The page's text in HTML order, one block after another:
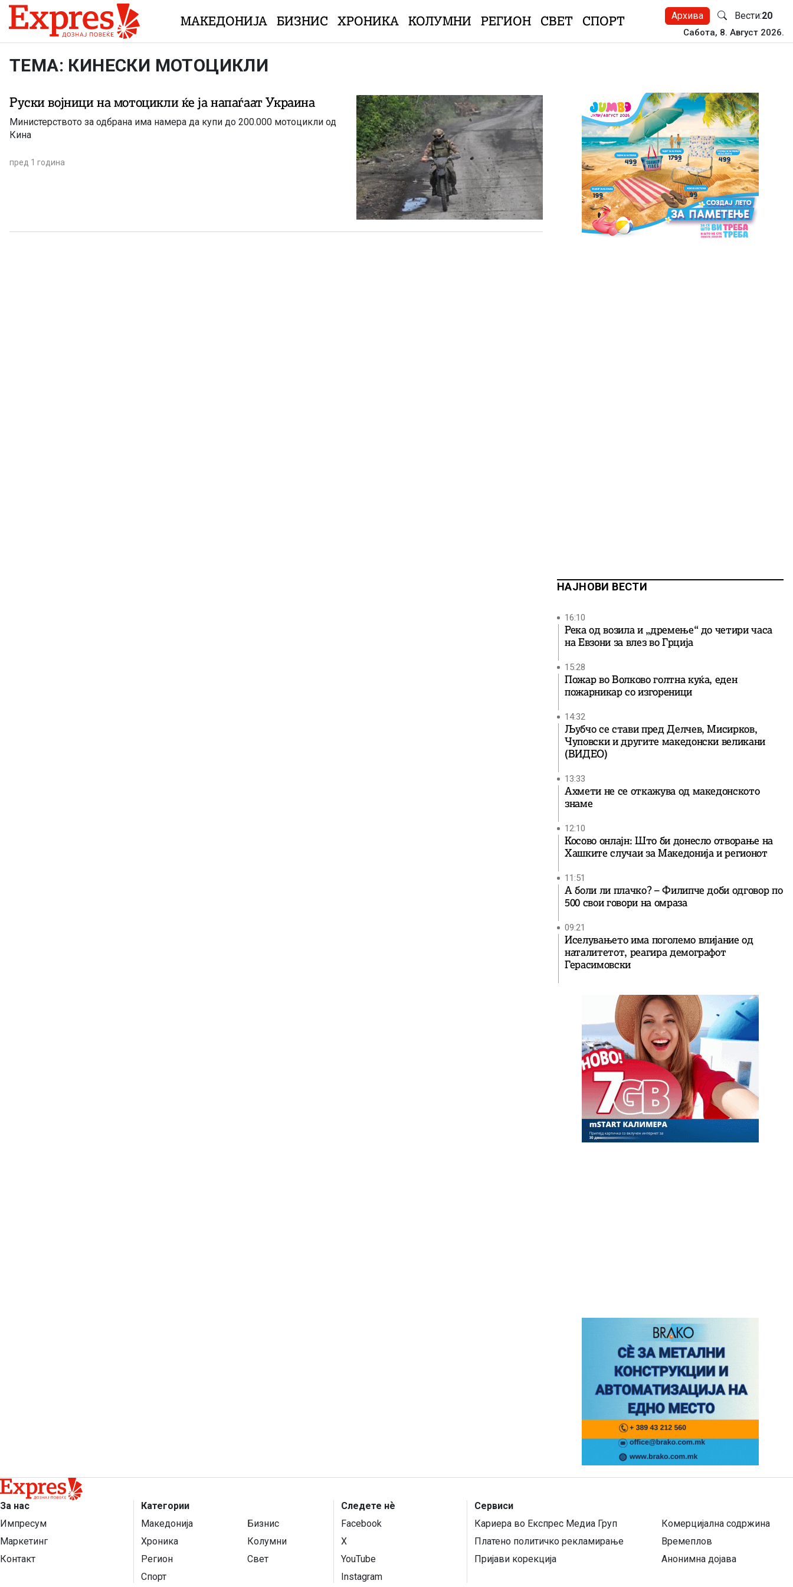
Skip to content
МАКЕДОНИЈА БИЗНИС ХРОНИКА КОЛУМНИ РЕГИОН СВЕТ СПОРТ Архива Вести:20
Сабота, 8. Август 2026.
ТЕМА: КИНЕСКИ МОТОЦИКЛИ
Руски војници на мотоцикли ќе ја напаѓаат Украина
Министерството за одбрана има намера да купи до 200.000 мотоцикли од
Кина
пред 1 година
НАЈНОВИ ВЕСТИ
16:10
Река од возила и „дремење“ до четири часа
на Евзони за влез во Грција
15:28
Пожар во Волково голтна куќа, еден
пожарникар со изгореници
14:32
Љубчо се стави пред Делчев, Мисирков,
Чуповски и другите македонски великани
(ВИДЕО)
13:33
Ахмети не се откажува од македонското
знаме
12:10
Косово онлајн: Што би донесло отворање на
Хашките случаи за Македонија и регионот
11:51
А боли ли плачко? – Филипче доби одговор по
500 свои говори на омраза
09:21
Иселувањето има поголемо влијание од
наталитетот, реагира демографот
Герасимовски
За нас
Импресум
Маркетинг
Контакт
Категории
Македонија
Бизнис
Хроника
Колумни
Регион
Свет
Спорт
Следете нѐ
Facebook
X
YouTube
Instagram
Сервиси
Кариера во Експрес Медиа Груп
Комерцијална содржина
Платено политичко рекламирање
Времеплов
Пријави корекција
Анонимна дојава